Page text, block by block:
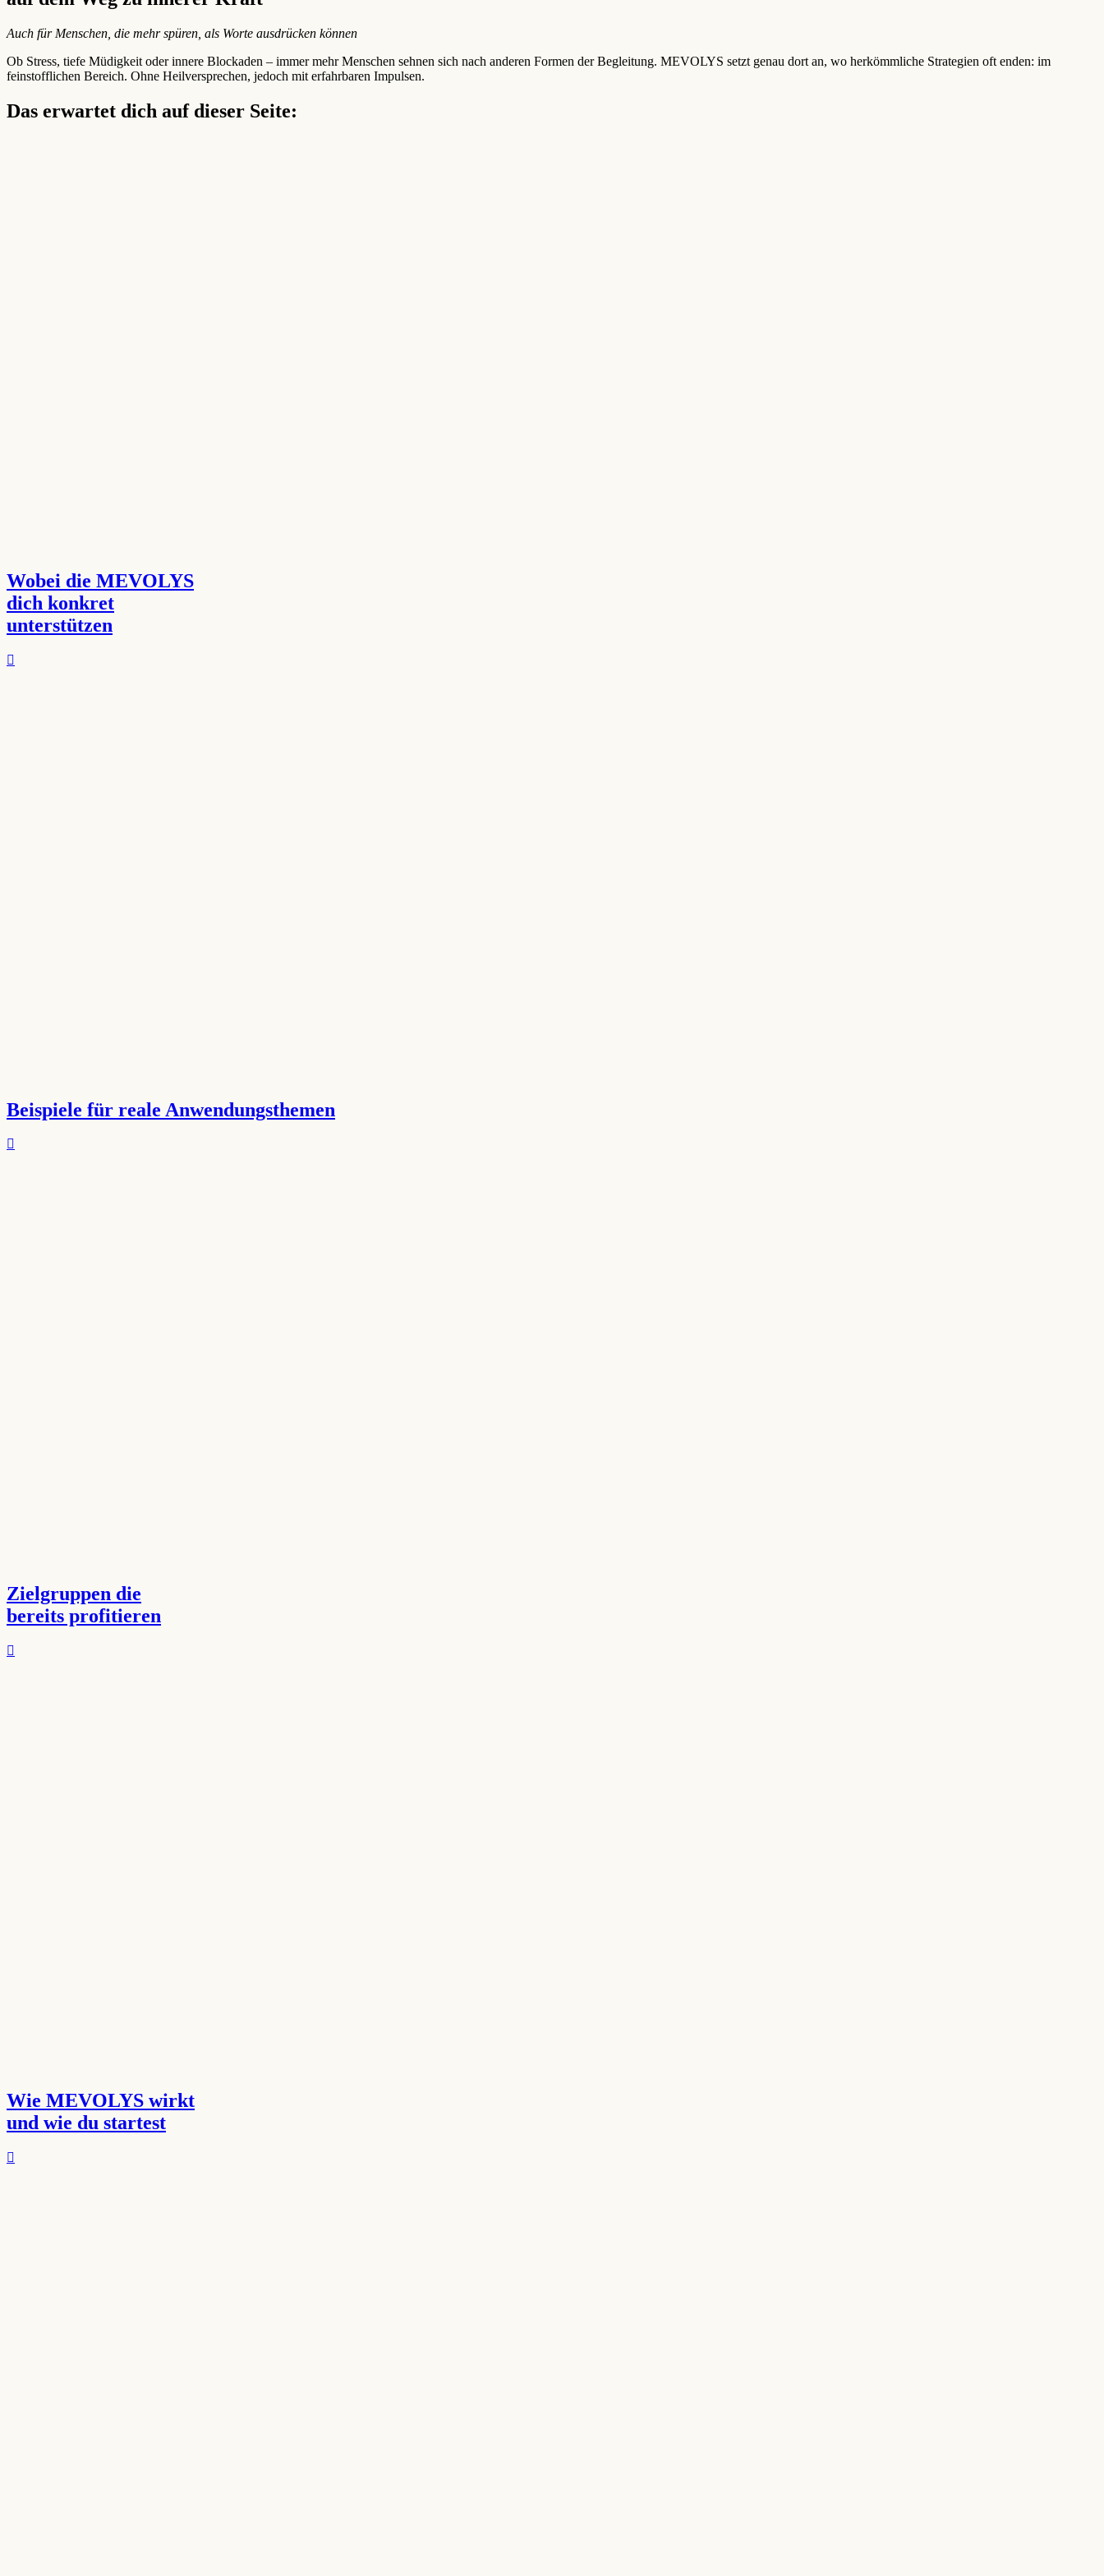
Auch für Menschen, die mehr spüren, als Worte ausdrücken können
Ob Stress, tiefe Müdigkeit oder innere Blockaden – immer mehr Menschen sehnen sich nach anderen Formen der Begleitung. MEVOLYS setzt genau dort an, wo herkömmliche Strategien oft enden: im
feinstofflichen Bereich. Ohne Heilversprechen, jedoch mit erfahrbaren Impulsen.
Das erwartet dich auf dieser Seite:
Wobei die MEVOLYS
dich konkret
unterstützen
Beispiele für reale Anwendungsthemen
Zielgruppen die
bereits profitieren
Wie MEVOLYS wirkt
und wie du startest